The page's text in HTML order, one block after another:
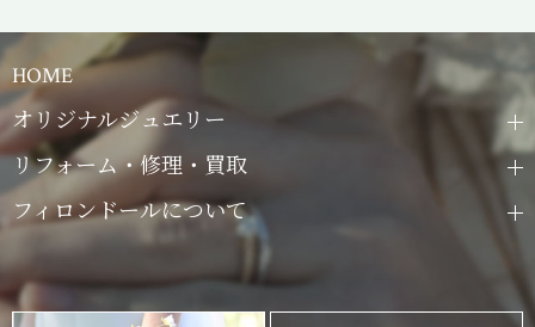
HOME
オリジナルジュエリー
リフォーム・修理・買取
フィロンドールについて